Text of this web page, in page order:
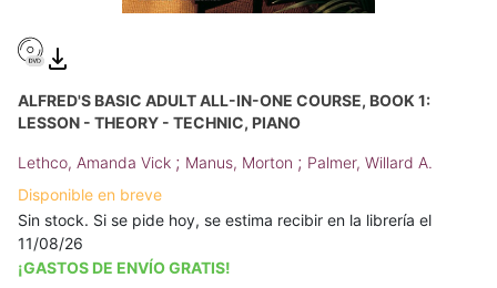
ALFRED'S BASIC ADULT ALL-IN-ONE COURSE, BOOK 1:
LESSON - THEORY - TECHNIC, PIANO
Lethco, Amanda Vick ; Manus, Morton ; Palmer, Willard A.
Disponible en breve
Sin stock. Si se pide hoy, se estima recibir en la librería el
11/08/26
¡GASTOS DE ENVÍO GRATIS!